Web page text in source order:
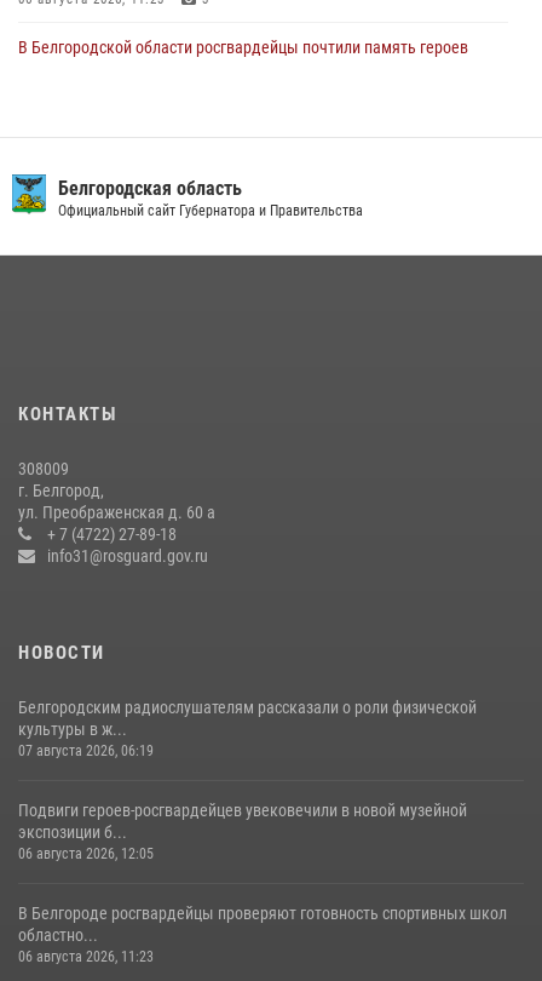
В Белгородской области росгвардейцы почтили память героев
беседу по профилактике аварийности
09 июля 2026, 10:07
Белгородский росгвардеец стал победителем юбилейного
чемпионата войск национальной гвардии Российской Федерации по
боксу
07 июля 2026, 16:59
Белгородская область
Официальный сайт Губернатора и Правительства
КОНТАКТЫ
308009
г. Белгород,
ул. Преображенская д. 60 а
+ 7 (4722) 27-89-18
info31@rosguard.gov.ru
НОВОСТИ
Белгородским радиослушателям рассказали о роли физической
культуры в ж...
07 августа 2026, 06:19
Подвиги героев‑росгвардейцев увековечили в новой музейной
экспозиции б...
06 августа 2026, 12:05
В Белгороде росгвардейцы проверяют готовность спортивных школ
областно...
06 августа 2026, 11:23